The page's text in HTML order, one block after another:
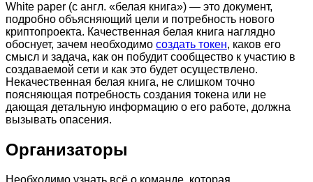
White paper (с англ. «белая книга») — это документ,
подробно объясняющий цели и потребность нового
криптопроекта. Качественная белая книга наглядно
обоснует, зачем необходимо создать токен, каков его
смысл и задача, как он побудит сообщество к участию в
создаваемой сети и как это будет осуществлено.
Некачественная белая книга, не слишком точно
поясняющая потребность создания токена или не
дающая детальную информацию о его работе, должна
вызывать опасения.
Организаторы